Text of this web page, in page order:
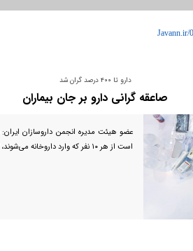
دارو تا ۴۰۰ درصد گران شد
صاعقه گرانی دارو بر جان بیماران
عضو هیئت مدیره انجمن داروسازان
است از هر ۱۰ نفر که وارد داروخانه می‌شوند، ۳ نفر دارو را دریافت نمی‌کنند